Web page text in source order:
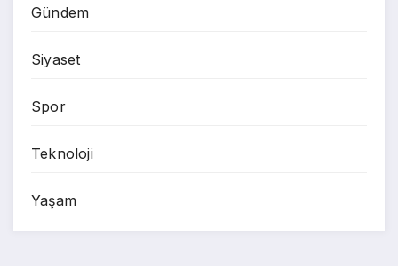
Gündem
Siyaset
Spor
Teknoloji
Yaşam